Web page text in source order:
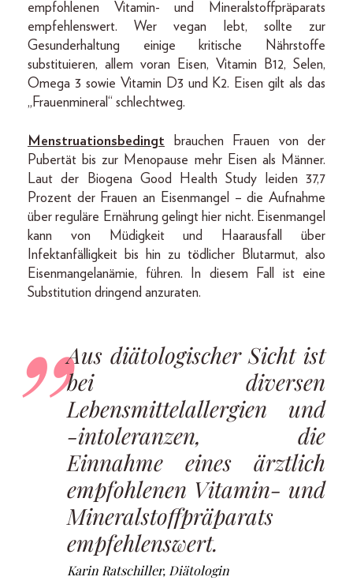
empfohlenen Vitamin- und Mineralstoffpräparats
empfehlenswert. Wer vegan lebt, sollte zur
Gesunderhaltung einige kritische Nährstoffe
substituieren, allem voran Eisen, Vitamin B12, Selen,
Omega 3 sowie Vitamin D3 und K2. Eisen gilt als das
„Frauenmineral“ schlechtweg.
Menstruationsbedingt brauchen Frauen von der
Pubertät bis zur Menopause mehr Eisen als Männer.
Laut der Biogena Good Health Study leiden 37,7
Prozent der Frauen an Eisenmangel – die Aufnahme
über reguläre Ernährung gelingt hier nicht. Eisenmangel
kann von Müdigkeit und Haarausfall über
Infektanfälligkeit bis hin zu tödlicher Blutarmut, also
Eisenmangelanämie, führen. In diesem Fall ist eine
Substitution dringend anzuraten.
Aus diätologischer Sicht ist
bei diversen
Lebensmittelallergien und
-intoleranzen, die
Einnahme eines ärztlich
empfohlenen Vitamin- und
Mineralstoffpräparats
empfehlenswert.
Karin Ratschiller, Diätologin